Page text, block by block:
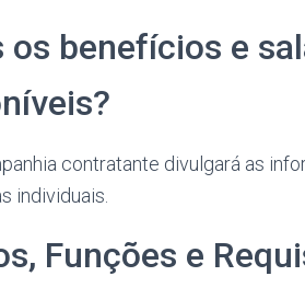
os benefícios e
contratante divulgará as
individuais.
Funções e